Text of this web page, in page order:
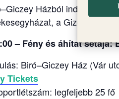
Házból induló
a Gizella
– Fény és áhítat sétája:
Biró–Giczey Ház (Vár
Tickets
legfeljebb 25 fő